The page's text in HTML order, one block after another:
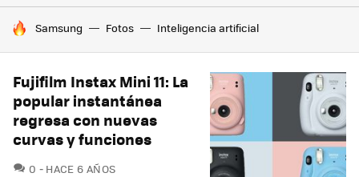
HOY SE HABLA DE
Samsung Fotos Inteligencia artificial
Fujifilm Instax Mini 11: La
popular instantánea
regresa con nuevas
curvas y funciones
0 COMENTARIOS
HACE 6 AÑOS